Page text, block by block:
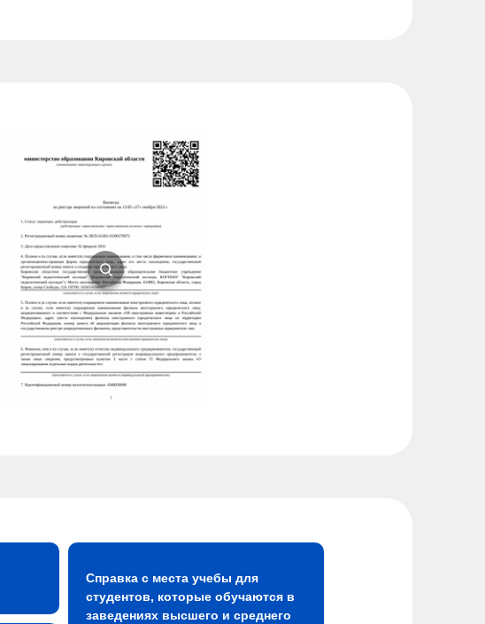
Справка с места учебы для
студентов, которые обучаются в
заведениях высшего и среднего